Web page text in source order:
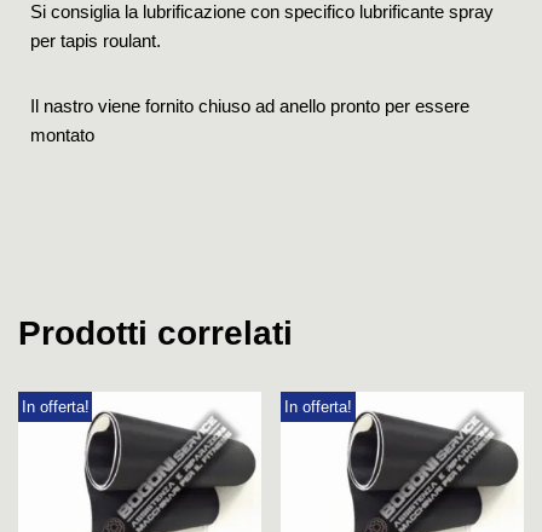
Si consiglia la lubrificazione con specifico lubrificante spray
per tapis roulant.
Il nastro viene fornito chiuso ad anello pronto per essere
montato
Prodotti correlati
In offerta! In offerta!